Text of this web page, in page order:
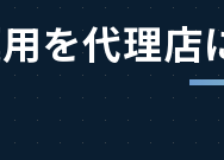
を代理店